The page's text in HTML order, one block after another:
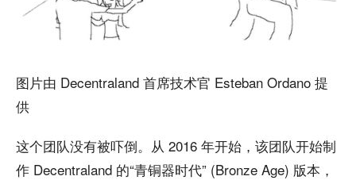
图片由 Decentraland 首席技术官 Esteban Ordano 提
供
这个团队没有被吓倒。从 2016 年开始，该团队开始制
作 Decentraland 的“青铜器时代” (Bronze Age) 版本，